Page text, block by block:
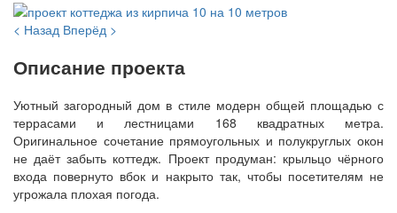
< Назад Вперёд >
Описание проекта
Уютный загородный дом в стиле модерн общей площадью с
террасами и лестницами 168 квадратных метра.
Оригинальное сочетание прямоугольных и полукруглых окон
не даёт забыть коттедж. Проект продуман: крыльцо чёрного
входа повернуто вбок и накрыто так, чтобы посетителям не
угрожала плохая погода.